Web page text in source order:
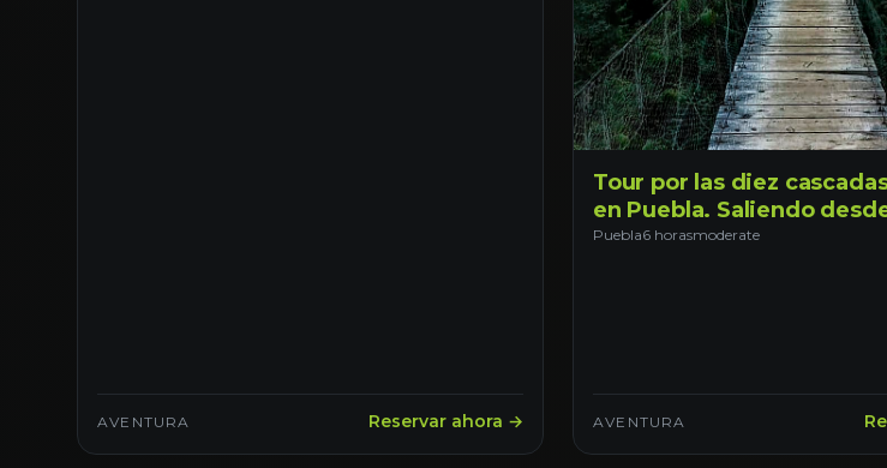
AVENTURA Reservar ahora →
Tour por las diez
en Puebla. Saliendo
México
Puebla6 horasmoderate
AVENTURA